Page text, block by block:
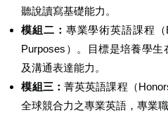
聽說讀寫基礎能力。
模組二： 專業學術英語課程（
Purposes）。目標是培養學
及溝通表達能力。
模組三： 菁英英語課程（
全球競合力之專業英語，專業